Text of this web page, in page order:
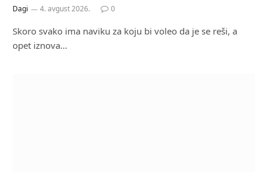
Dagi 4. avgust 2026. 0
Skoro svako ima naviku za koju bi voleo da je se reši, a
opet iznova…